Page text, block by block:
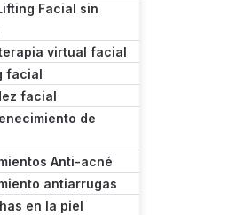
Facial sin
virtual facial
facial
facial
de
Anti-acné
antiarrugas
en la piel